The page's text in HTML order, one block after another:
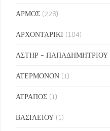
ΑΡΜΟΣ (226)
ΑΡΧΟΝΤΑΡΙΚΙ (104)
ΑΣΤΗΡ - ΠΑΠΑΔΗΜΗΤΡΙΟΥ
ΑΤΕΡΜΟΝΟΝ (1)
ΑΤΡΑΠΟΣ (1)
ΒΑΣΙΛΕΙΟΥ (1)